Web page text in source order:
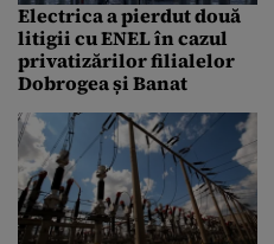
Electrica a pierdut două
litigii cu ENEL în cazul
privatizărilor filialelor
Dobrogea și Banat